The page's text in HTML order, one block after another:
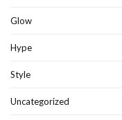
Glow
Hype
Style
Uncategorized